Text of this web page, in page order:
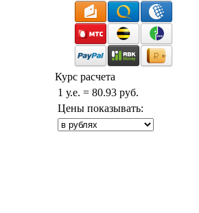
Курс расчета
1 у.е. = 80.93 руб.
Цены показывать: